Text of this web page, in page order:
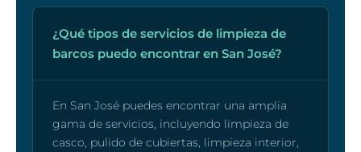
¿Qué tipos de servicios de limpieza de
barcos puedo encontrar en San José?
En San José puedes encontrar una amplia
gama de servicios, incluyendo limpieza de
casco, pulido de cubiertas, limpieza interior,